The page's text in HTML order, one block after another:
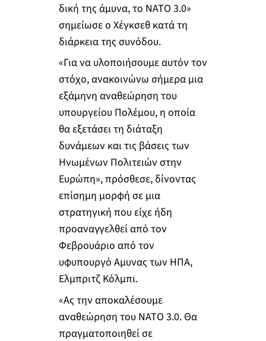
δική της άμυνα, το ΝΑΤΟ 3.0»
σημείωσε ο Χέγκσεθ κατά τη
διάρκεια της συνόδου.
«Για να υλοποιήσουμε αυτόν τον
στόχο, ανακοινώνω σήμερα μια
εξάμηνη αναθεώρηση του
υπουργείου Πολέμου, η οποία
θα εξετάσει τη διάταξη
δυνάμεων και τις βάσεις των
Ηνωμένων Πολιτειών στην
Ευρώπη», πρόσθεσε, δίνοντας
επίσημη μορφή σε μια
στρατηγική που είχε ήδη
προαναγγελθεί από τον
Φεβρουάριο από τον
υφυπουργό Aμυνας των ΗΠΑ,
Ελμπριτζ Κόλμπι.
«Ας την αποκαλέσουμε
αναθεώρηση του ΝΑΤΟ 3.0. Θα
πραγματοποιηθεί σε